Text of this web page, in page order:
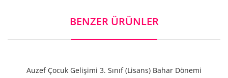
BENZER ÜRÜNLER
Auzef Çocuk Gelişimi 3. Sınıf (Lisans) Bahar Dönemi